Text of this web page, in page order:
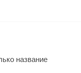
название